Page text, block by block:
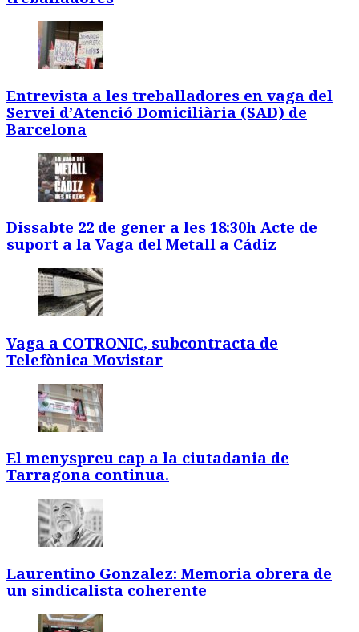
Entrevista a les treballadores en vaga del
Servei d’Atenció Domiciliària (SAD) de
Barcelona
Dissabte 22 de gener a les 18:30h Acte de
suport a la Vaga del Metall a Cádiz
Vaga a COTRONIC, subcontracta de
Telefònica Movistar
El menyspreu cap a la ciutadania de
Tarragona continua.
Laurentino Gonzalez: Memoria obrera de
un sindicalista coherente